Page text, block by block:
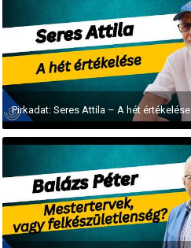
Pirkadat: Seres Attila – A hét értékelése